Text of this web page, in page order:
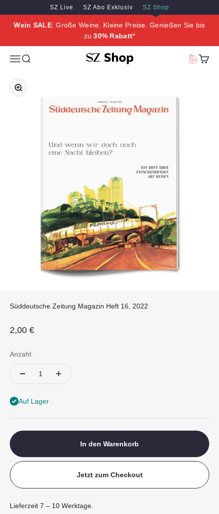
Zum Inhalt springen
Zum Hauptinhalt springen
SZ Live SZ Abo Exklusiv SZ Shop
Wein SALE: Große Weine. Kleine Preise. Genießen Sie bis
zu30% Rabatt*
MenüSuche SZ Erleben
Bild vergrößern
Süddeutsche Zeitung Magazin Heft 16, 2022
Angebot
2,00 €
Anzahl:
Auf Lager
In den Warenkorb
Jetzt zum Checkout
Lieferzeit 7 – 10 Werktage.